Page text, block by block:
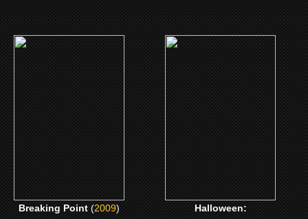
(2009)
Breaking Point
CLICK ME
Breaking Point(2009)
(2002)
Halloween: Résurrection
CLICK ME
Halloween: